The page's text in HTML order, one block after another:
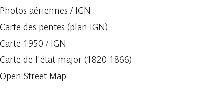
Photos aériennes / IGN
Carte des pentes (plan IGN)
Carte 1950 / IGN
Carte de l'état-major (1820-1866)
Open Street Map